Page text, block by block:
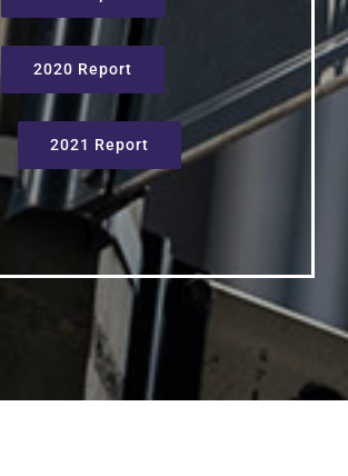
2020 Report
2021 Report